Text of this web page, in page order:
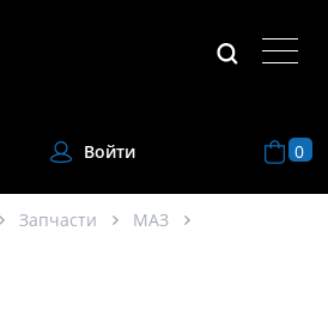
Войти 0
Запчасти
МАЗ